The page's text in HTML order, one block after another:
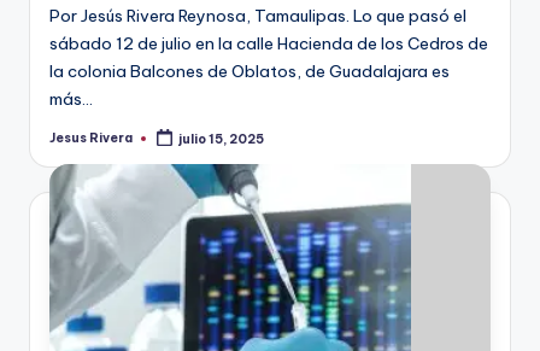
Por Jesús Rivera Reynosa, Tamaulipas. Lo que pasó el
sábado 12 de julio en la calle Hacienda de los Cedros de
la colonia Balcones de Oblatos, de Guadalajara es
más…
Publicado
Jesus Rivera julio 15, 2025